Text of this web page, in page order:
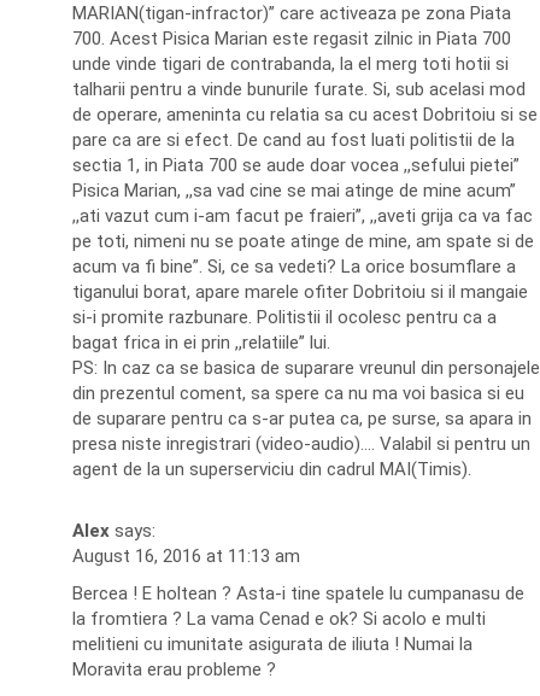
MARIAN(tigan-infractor)” care activeaza pe zona Piata
700. Acest Pisica Marian este regasit zilnic in Piata 700
unde vinde tigari de contrabanda, la el merg toti hotii si
talharii pentru a vinde bunurile furate. Si, sub acelasi mod
de operare, ameninta cu relatia sa cu acest Dobritoiu si se
pare ca are si efect. De cand au fost luati politistii de la
sectia 1, in Piata 700 se aude doar vocea ,,sefului pietei”
Pisica Marian, ,,sa vad cine se mai atinge de mine acum”
,,ati vazut cum i-am facut pe fraieri”, ,,aveti grija ca va fac
pe toti, nimeni nu se poate atinge de mine, am spate si de
acum va fi bine”. Si, ce sa vedeti? La orice bosumflare a
tiganului borat, apare marele ofiter Dobritoiu si il mangaie
si-i promite razbunare. Politistii il ocolesc pentru ca a
bagat frica in ei prin ,,relatiile” lui.
PS: In caz ca se basica de suparare vreunul din personajele
din prezentul coment, sa spere ca nu ma voi basica si eu
de suparare pentru ca s-ar putea ca, pe surse, sa apara in
presa niste inregistrari (video-audio)…. Valabil si pentru un
agent de la un superserviciu din cadrul MAI(Timis).
Alex says:
August 16, 2016 at 11:13 am
Bercea ! E holtean ? Asta-i tine spatele lu cumpanasu de
la fromtiera ? La vama Cenad e ok? Si acolo e multi
melitieni cu imunitate asigurata de iliuta ! Numai la
Moravita erau probleme ?